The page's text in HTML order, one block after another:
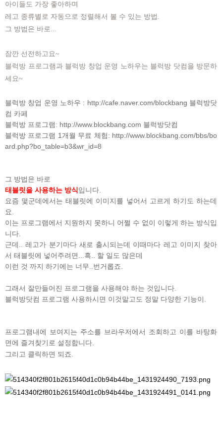
아이들도 가장 좋아하며
레고 종류별로 자동으로 정렬해서 볼 수 있는 방법.
그 방법은 바로...
잠깐 선전하고요~
블럭방 프로그램과 블럭방 창업 운영 노하우는 블럭방 닷컴을 방문하
세요~
블럭방 창업 운영 노하우 : http://cafe.naver.com/blockbang 블럭방닷
컴 카페
블럭방 프로그램: http://www.blockbang.com 블럭방닷컴
블럭방 프로그램 1개월 무료 체험: http://www.blockbang.com/bbs/bo
ard.php?bo_table=b3&wr_id=8
그 방법은 바로
태블릿을 사용하는 방식입니다.
요즘 몇군데에서는 태블릿에 이미지를 넣어서 고르게 하기도 하는데
요.
이는 프로그램에서 지원하지 못하니 어쩔 수 없이 이렇게 하는 방식입
니다.
근데.. 레고가 분기마다 새로 출시되는데 이때마다 레고 이미지 찾아
서 태블릿에 넣어주려면...흑.. 할 일도 많은데
이런 것 까지 하기에는 너무..번거롭죠.
그래서 잘만들어진 프로그램을 사용해야 하는 것입니다.
블럭방닷컴 프로그램 사용하시면 이것말고도 정말 다양한 기능이.
프로그램내에 보여지는 주소를 브라우저에서 조회하고 이를 바탕화
면에 즐겨찾기로 설정합니다.
그리고 클릭하면 되죠.